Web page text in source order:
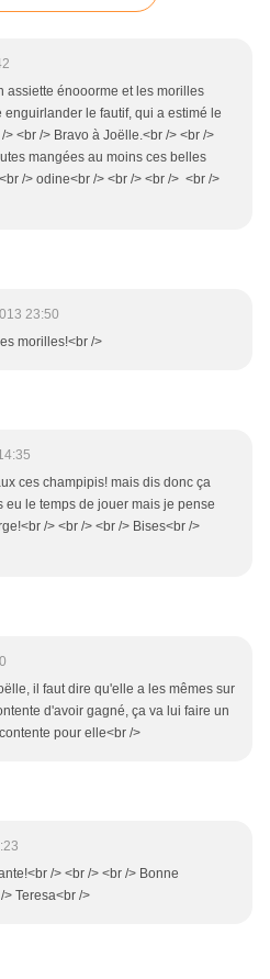
assiette énooorme et les morilles
enguirlander le fautif, qui a estimé le
> <br /> Bravo à Joëlle.<br /> <br />
mangées au moins ces belles
/> odine<br /> <br /> <br /> <br />
23:50
morilles!<br />
ces champipis! mais dis donc ça
eu le temps de jouer mais je pense
/> <br /> <br /> Bises<br />
il faut dire qu'elle a les mêmes sur
d'avoir gagné, ça va lui faire un
pour elle<br />
/> <br /> <br /> Bonne
Teresa<br />